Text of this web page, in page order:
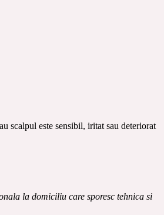
scalpul este sensibil, iritat sau deteriorat
la domiciliu care sporesc tehnica si